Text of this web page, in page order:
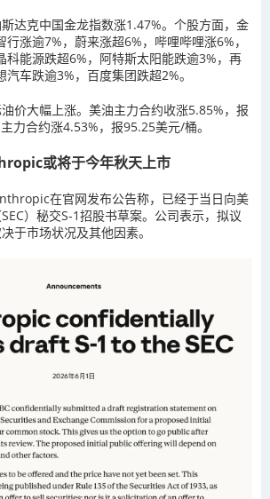
达克中国金龙指数涨1.47%。个股方面，金
涨逾7%，蔚来涨超6%，哔哩哔哩涨6%，
科能源跌超6%，阿特斯太阳能跌逾3%，再
车跌逾3%，百度集团跌超2%。
价大幅上涨。美油主力合约收涨5.85%，报
力合约涨4.53%，报95.25美元/桶。
或将于今年秋天上市
在官网发布公告称，已经于当日向美
）秘交S-1招股书草案。公司表示，拟议
于市场状况及其他因素。